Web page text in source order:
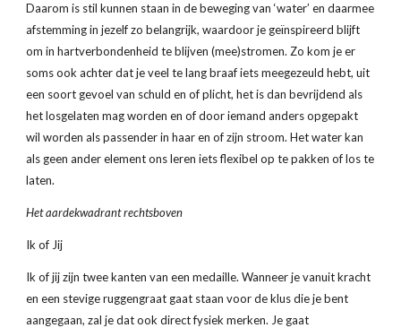
Daarom is stil kunnen staan in de beweging van ‘water’ en daarmee
afstemming in jezelf zo belangrijk, waardoor je geïnspireerd blijft
om in hartverbondenheid te blijven (mee)stromen. Zo kom je er
soms ook achter dat je veel te lang braaf iets meegezeuld hebt, uit
een soort gevoel van schuld en of plicht, het is dan bevrijdend als
het losgelaten mag worden en of door iemand anders opgepakt
wil worden als passender in haar en of zijn stroom. Het water kan
als geen ander element ons leren iets flexibel op te pakken of los te
laten.
Het aardekwadrant rechtsboven
Ik of Jij
Ik of jij zijn twee kanten van een medaille. Wanneer je vanuit kracht
en een stevige ruggengraat gaat staan voor de klus die je bent
aangegaan, zal je dat ook direct fysiek merken. Je gaat